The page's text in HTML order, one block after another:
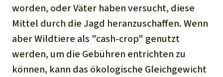
worden, oder Väter haben versucht, diese
Mittel durch die Jagd heranzuschaffen. Wenn
aber Wildtiere als "cash-crop" genutzt
werden, um die Gebühren entrichten zu
können, kann das ökologische Gleichgewicht